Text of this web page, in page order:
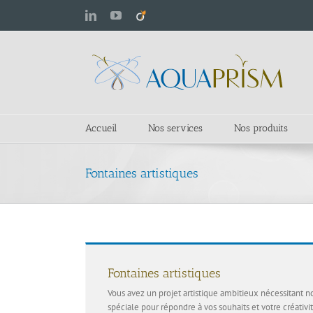
contenu
LinkedInYouTube
Viadeo
Accueil Nos services Nos produits
Fontaines artistiques
Fontaines artistiques
Vous avez un projet artistique ambitieux nécessitant
spéciale pour répondre à vos souhaits et votre